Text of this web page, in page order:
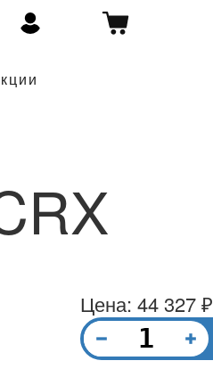
Цена: 44 327 ₽